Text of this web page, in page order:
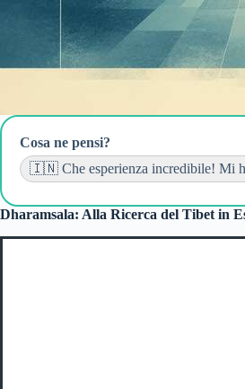
Cosa ne pensi?
🇮🇳 Che esperienza incredibile! Mi
Dharamsala: Alla Ricerca del Tibet in